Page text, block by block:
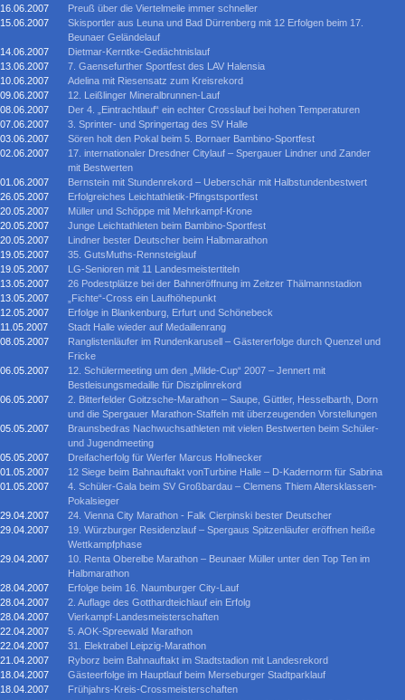
16.06.2007
Preuß über die Viertelmeile immer schneller
15.06.2007
Skisportler aus Leuna und Bad Dürrenberg mit 12 Erfolgen beim 17.
Beunaer Geländelauf
14.06.2007
Dietmar-Kerntke-Gedächtnislauf
13.06.2007
7. Gaensefurther Sportfest des LAV Halensia
10.06.2007
Adelina mit Riesensatz zum Kreisrekord
09.06.2007
12. Leißlinger Mineralbrunnen-Lauf
08.06.2007
Der 4. „Eintrachtlauf“ ein echter Crosslauf bei hohen Temperaturen
07.06.2007
3. Sprinter- und Springertag des SV Halle
03.06.2007
Sören holt den Pokal beim 5. Bornaer Bambino-Sportfest
02.06.2007
17. internationaler Dresdner Citylauf – Spergauer Lindner und Zander
mit Bestwerten
01.06.2007
Bernstein mit Stundenrekord – Ueberschär mit Halbstundenbestwert
26.05.2007
Erfolgreiches Leichtathletik-Pfingstsportfest
20.05.2007
Müller und Schöppe mit Mehrkampf-Krone
20.05.2007
Junge Leichtathleten beim Bambino-Sportfest
20.05.2007
Lindner bester Deutscher beim Halbmarathon
19.05.2007
35. GutsMuths-Rennsteiglauf
19.05.2007
LG-Senioren mit 11 Landesmeistertiteln
13.05.2007
26 Podestplätze bei der Bahneröffnung im Zeitzer Thälmannstadion
13.05.2007
„Fichte“-Cross ein Laufhöhepunkt
12.05.2007
Erfolge in Blankenburg, Erfurt und Schönebeck
11.05.2007
Stadt Halle wieder auf Medaillenrang
08.05.2007
Ranglistenläufer im Rundenkarusell – Gästererfolge durch Quenzel und
Fricke
06.05.2007
12. Schülermeeting um den „Milde-Cup“ 2007 – Jennert mit
Bestleisungsmedaille für Disziplinrekord
06.05.2007
2. Bitterfelder Goitzsche-Marathon – Saupe, Güttler, Hesselbarth, Dorn
und die Spergauer Marathon-Staffeln mit überzeugenden Vorstellungen
05.05.2007
Braunsbedras Nachwuchsathleten mit vielen Bestwerten beim Schüler-
und Jugendmeeting
05.05.2007
Dreifacherfolg für Werfer Marcus Hollnecker
01.05.2007
12 Siege beim Bahnauftakt vonTurbine Halle – D-Kadernorm für Sabrina
01.05.2007
4. Schüler-Gala beim SV Großbardau – Clemens Thiem Altersklassen-
Pokalsieger
29.04.2007
24. Vienna City Marathon - Falk Cierpinski bester Deutscher
29.04.2007
19. Würzburger Residenzlauf – Spergaus Spitzenläufer eröffnen heiße
Wettkampfphase
29.04.2007
10. Renta Oberelbe Marathon – Beunaer Müller unter den Top Ten im
Halbmarathon
28.04.2007
Erfolge beim 16. Naumburger City-Lauf
28.04.2007
2. Auflage des Gotthardteichlauf ein Erfolg
28.04.2007
Vierkampf-Landesmeisterschaften
22.04.2007
5. AOK-Spreewald Marathon
22.04.2007
31. Elektrabel Leipzig-Marathon
21.04.2007
Ryborz beim Bahnauftakt im Stadtstadion mit Landesrekord
18.04.2007
Gästeerfolge im Hauptlauf beim Merseburger Stadtparklauf
18.04.2007
Frühjahrs-Kreis-Crossmeisterschaften